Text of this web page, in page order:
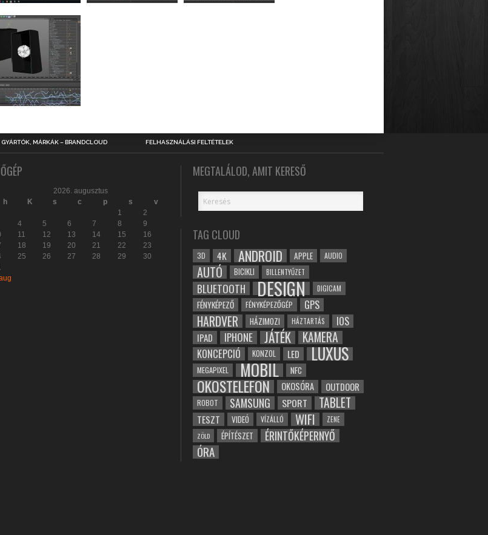
GYÁRTÓK, MÁRKÁK – BRANDCLOUD FELHASZNÁLÁSI FELTÉTELEK
2026. augusztus
h
K s c p s
v
1
2
4 5 6 7 8
9
11 12 13 14 15
16
18 19 20 21 22
23
25 26 27 28 29
30
MEGTALÁLOD, AMIT KERESŐ
TAG CLOUD
3D 4K ANDROID APPLE AUDIO
AUTÓ BICIKLI BILLENTYŰZET
BLUETOOTH DESIGN DIGICAM
FÉNYKÉPEZŐ FÉNYKÉPEZŐGÉP GPS
HARDVER HÁZIMOZI HÁZTARTÁS IOS
IPAD IPHONE JÁTÉK KAMERA
KONCEPCIÓ KONZOL LED LUXUS
MEGAPIXEL MOBIL NFC
OKOSTELEFON OKOSÓRA OUTDOOR
ROBOT SAMSUNG SPORT TABLET
TESZT VIDEÓ VÍZÁLLÓ WIFI
ZENE
ZÖLD
ÉPÍTÉSZET ÉRINTŐKÉPERNYŐ
ÓRA